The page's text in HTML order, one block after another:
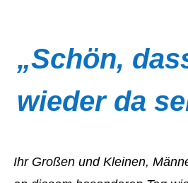
„Schön,
wieder da
Ihr Großen und Kleinen,